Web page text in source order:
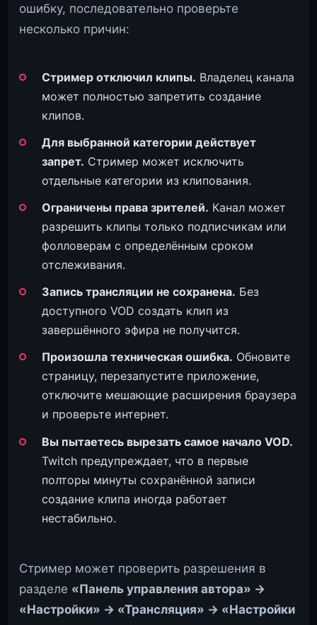
ошибку, последовательно проверьте
несколько причин:
Стример отключил клипы. Владелец канала
может полностью запретить создание
клипов.
Для выбранной категории действует
запрет. Стример может исключить
отдельные категории из клипования.
Ограничены права зрителей. Канал может
разрешить клипы только подписчикам или
фолловерам с определённым сроком
отслеживания.
Запись трансляции не сохранена. Без
доступного VOD создать клип из
завершённого эфира не получится.
Произошла техническая ошибка. Обновите
страницу, перезапустите приложение,
отключите мешающие расширения браузера
и проверьте интернет.
Вы пытаетесь вырезать самое начало VOD.
Twitch предупреждает, что в первые
полторы минуты сохранённой записи
создание клипа иногда работает
нестабильно.
Стример может проверить разрешения в
разделе «Панель управления автора» →
«Настройки» → «Трансляция» → «Настройки